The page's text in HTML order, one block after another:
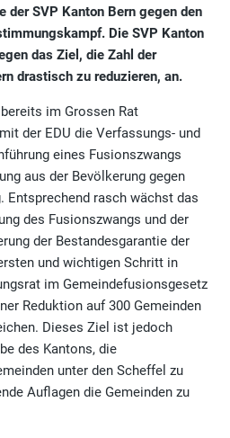
SVP Kanton Bern gegen den
Die SVP Kanton
das Ziel, die Zahl der
drastisch zu reduzieren, an.
im Grossen Rat
der EDU die Verfassungs- und
eines Fusionszwangs
aus der Bevölkerung gegen
rasch wächst das
des Fusionszwangs und der
der Bestandesgarantie der
und wichtigen Schritt in
im Gemeindefusionsgesetz
Reduktion auf 300 Gemeinden
Dieses Ziel ist jedoch
des Kantons, die
unter den Scheffel zu
Auflagen die Gemeinden zu